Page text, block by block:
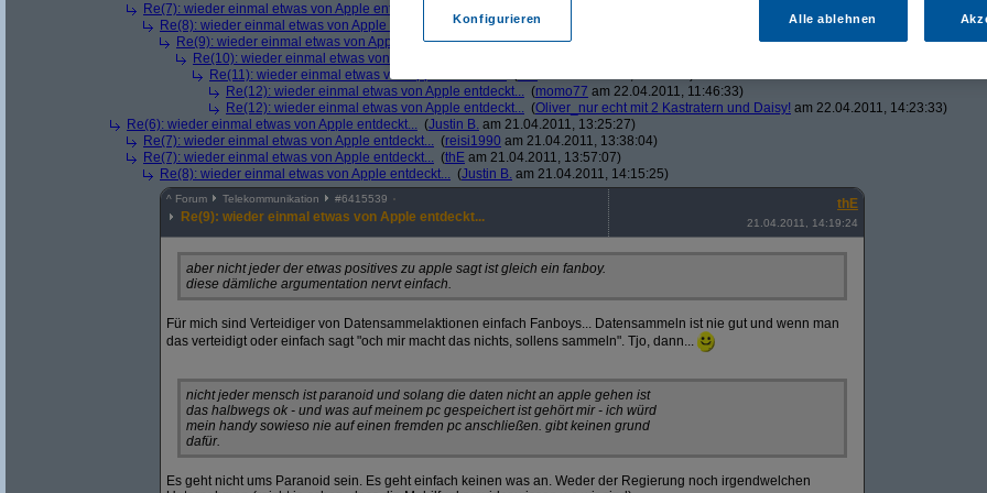
Re(7): wieder einmal etwas von Apple entdeckt...
Re(8): wieder einmal etwas von Apple entdeckt...
(momo77am 21.04.2011, 14:51:30)
Re(9): wieder einmal etwas von Apple entdeckt...(thEam 21.04.2011, 16:03:12)
Re(10): wieder einmal etwas von Apple entdeckt...
Re(11): wieder einmal etwas von Apple entdeckt...
Re(12): wieder einmal etwas von Apple entdeckt... (momo77 am 22.04.2011, 11:46:33)
Re(12): wieder einmal etwas von Apple entdeckt... (Oliver_nur echt mit 2 Kastratern und Daisy! am 22.04.2011, 14:23:33)
Re(6): wieder einmal etwas von Apple entdeckt... (Justin B. am 21.04.2011, 13:25:27)
Re(7): wieder einmal etwas von Apple entdeckt... (reisi1990 am 21.04.2011, 13:38:04)
Re(7): wieder einmal etwas von Apple entdeckt... (thE am 21.04.2011, 13:57:07)
Re(8): wieder einmal etwas von Apple entdeckt... (Justin B. am 21.04.2011, 14:15:25)
^ Forum Telekommunikation #6415539
Re(9): wieder einmal etwas von Apple entdeckt...
thE
21.04.2011, 14:19:24
aber nicht jeder der etwas positives zu apple sagt ist gleich ein fanboy.
diese dämliche argumentation nervt einfach.
Für mich sind Verteidiger von Datensammelaktionen einfach Fanboys... Datensammeln ist nie gut und wenn man
das verteidigt oder einfach sagt "och mir macht das nichts, sollens sammeln". Tjo, dann...
nicht jeder mensch ist paranoid und solang die daten nicht an apple gehen ist
das halbwegs ok - und was auf meinem pc gespeichert ist gehört mir - ich würd
mein handy sowieso nie auf einen fremden pc anschließen. gibt keinen grund
dafür.
Es geht nicht ums Paranoid sein. Es geht einfach keinen was an. Weder der Regierung noch irgendwelchen
Konfigurieren Alle ablehnen